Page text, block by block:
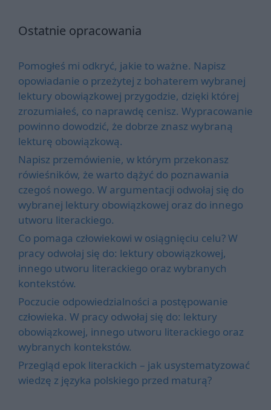
Ostatnie opracowania
Pomogłeś mi odkryć, jakie to ważne. Napisz
opowiadanie o przeżytej z bohaterem wybranej
lektury obowiązkowej przygodzie, dzięki której
zrozumiałeś, co naprawdę cenisz. Wypracowanie
powinno dowodzić, że dobrze znasz wybraną
lekturę obowiązkową.
Napisz przemówienie, w którym przekonasz
rówieśników, że warto dążyć do poznawania
czegoś nowego. W argumentacji odwołaj się do
wybranej lektury obowiązkowej oraz do innego
utworu literackiego.
Co pomaga człowiekowi w osiągnięciu celu? W
pracy odwołaj się do: lektury obowiązkowej,
innego utworu literackiego oraz wybranych
kontekstów.
Poczucie odpowiedzialności a postępowanie
człowieka. W pracy odwołaj się do: lektury
obowiązkowej, innego utworu literackiego oraz
wybranych kontekstów.
Przegląd epok literackich – jak usystematyzować
wiedzę z języka polskiego przed maturą?